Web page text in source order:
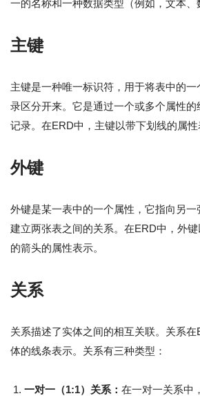
一的名称和一种数据类型（例如，文本、
主键
主键是一种唯一标识符，用于将表中的
录区分开来。它是通过一个或多个属性
记录。在ERD中，主键以带下划线的属性
外键
外键是某一表中的一个属性，它指向另
建立两张表之间的关系。在ERD中，外
的箭头的属性表示。
关系
关系描述了实体之间的相互关联。关系
体的线条表示。关系有三种类型：
一对一（1:1）关系： 在一对一关系中